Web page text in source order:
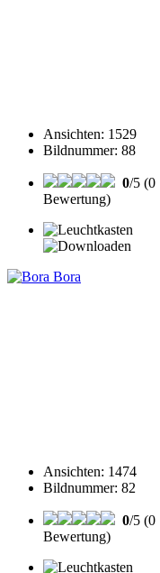
Ansichten: 1529
Bildnummer: 88
0/5 (0
Bewertung)
Ansichten: 1474
Bildnummer: 82
0/5 (0
Bewertung)